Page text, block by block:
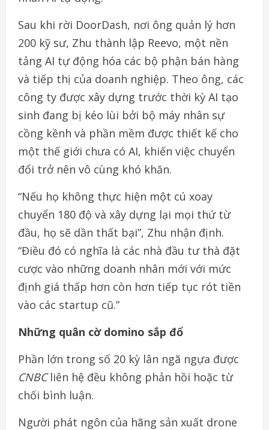
Sau khi rời DoorDash, nơi ông quản lý hơn
200 kỹ sư, Zhu thành lập Reevo, một nền
tảng AI tự động hóa các bộ phận bán hàng
và tiếp thị của doanh nghiệp. Theo ông, các
công ty được xây dựng trước thời kỳ AI tạo
sinh đang bị kéo lùi bởi bộ máy nhân sự
cồng kềnh và phần mềm được thiết kế cho
một thế giới chưa có AI, khiến việc chuyển
đổi trở nên vô cùng khó khăn.
“Nếu họ không thực hiện một cú xoay
chuyển 180 độ và xây dựng lại mọi thứ từ
đầu, họ sẽ dần thất bại”, Zhu nhận định.
“Điều đó có nghĩa là các nhà đầu tư thà đặt
cược vào những doanh nhân mới với mức
định giá thấp hơn còn hơn tiếp tục rót tiền
vào các startup cũ.”
Những quân cờ domino sắp đổ
Phần lớn trong số 20 kỳ lân ngã ngựa được
CNBCliên hệ đều không phản hồi hoặc từ
chối bình luận.
Người phát ngôn của hãng sản xuất drone